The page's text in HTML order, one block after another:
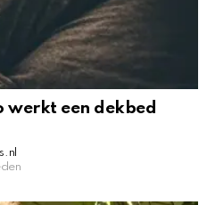
werkt een dekbed